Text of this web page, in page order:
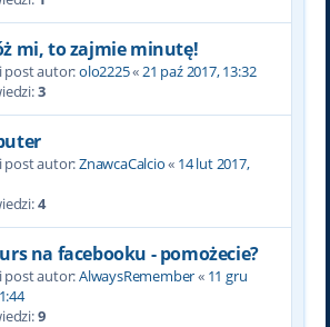
mi, to zajmie minutę!
post autor:olo2225«21 paź 2017, 13:32
3
post autor:ZnawcaCalcio« 14 lut 2017,
4
na facebooku - pomożecie?
post autor:AlwaysRemember« 11 gru
9